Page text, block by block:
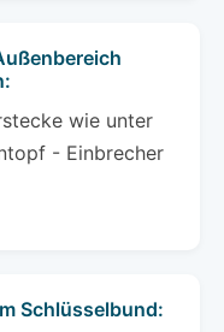
wie unter
- Einbrecher
Schlüsselbund: